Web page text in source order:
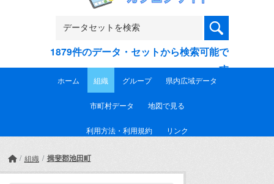
1879件のデータ・セットから検索可能で
す
ホーム 組織 グループ 県内広域データ
市町村データ 地図で見る
利用方法・利用規約 リンク
組織 揖斐郡池田町